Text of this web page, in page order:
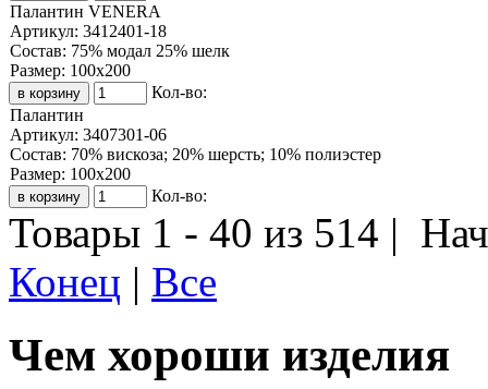
Палантин VENERA
Артикул: 3412401-18
Состав: 75% модал 25% шелк
Размер: 100х200
Кол-во:
Палантин
Артикул: 3407301-06
Состав: 70% вискоза; 20% шерсть; 10% полиэстер
Размер: 100х200
Кол-во:
Товары 1 - 40 из 514 |
Конец | Все
Чем хороши изделия